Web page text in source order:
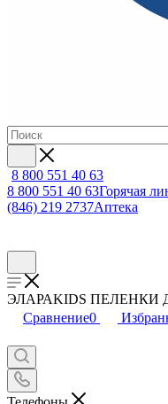
8 800 551 40 63
8 800 551 40 63Горячая
(846) 219 2737Аптека
ЭЛАРАKIDS ПЕЛЕНКИ
Сравнение0